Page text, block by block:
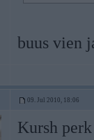
buus vien
09. Jul 2010, 18:06
Kursh